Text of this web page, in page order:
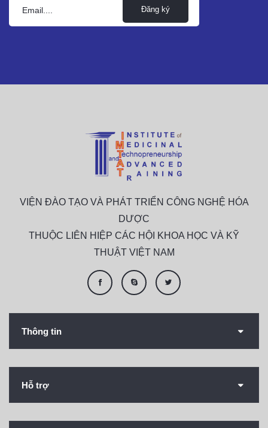
Đăng ký
VIỆN ĐÀO TẠO VÀ PHÁT TRIỂN CÔNG NGHỆ HÓA
DƯỢC
THUỘC LIÊN HIỆP CÁC HỘI KHOA HỌC VÀ KỸ
THUẬT VIỆT NAM
Thông tin
Hỗ trợ